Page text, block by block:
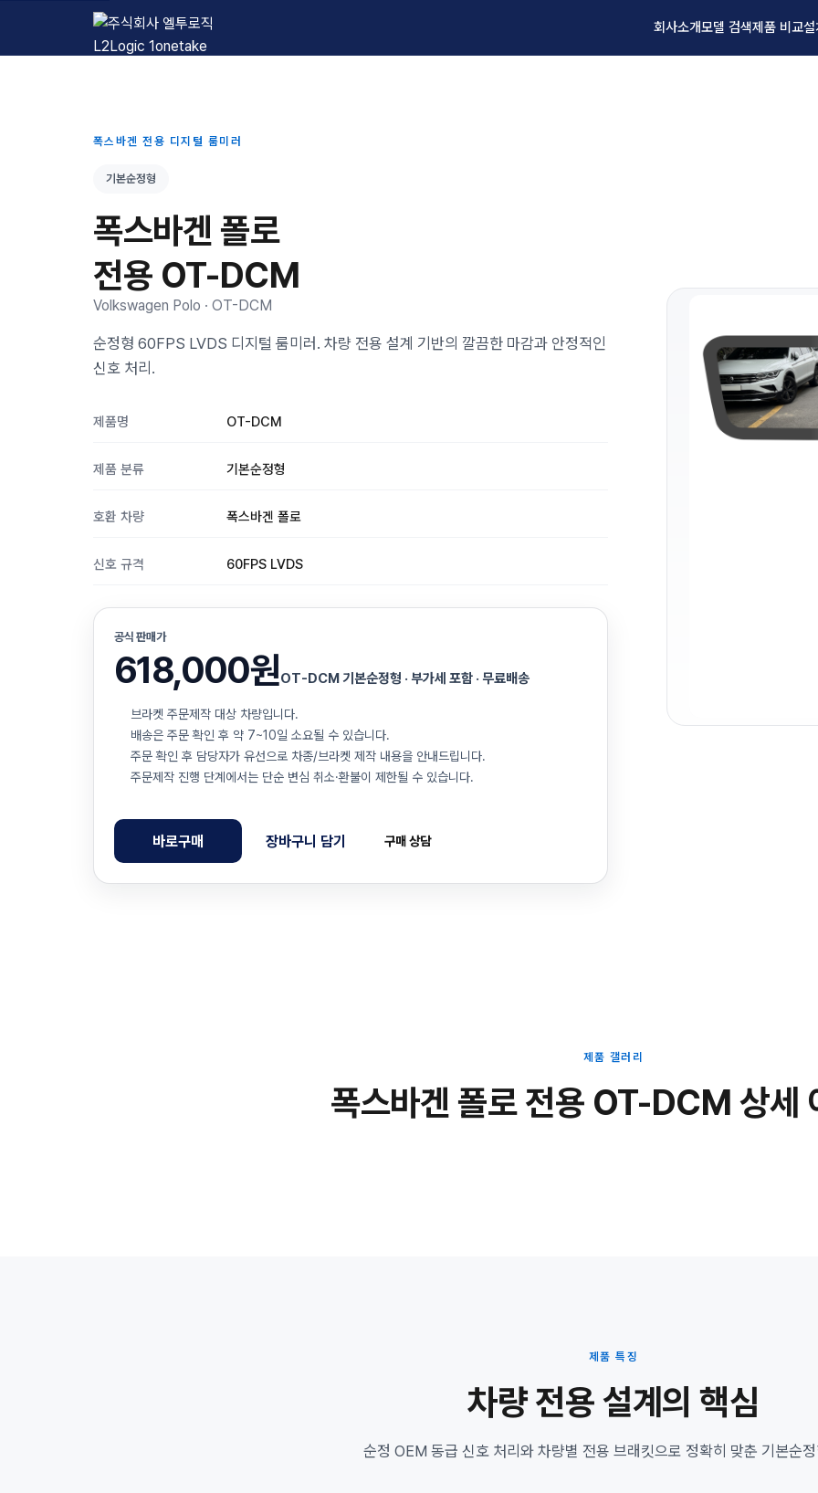
L2Logic 1onetake
회사소개모델 검색제품 비교설
폭스바겐 전용 디지털 룸미러
기본순정형
폭스바겐 폴로
전용 OT-DCM
Volkswagen Polo · OT-DCM
순정형 60FPS LVDS 디지털 룸미러. 차량 전용 설계 기반의 깔끔한 마감과 안정적인
신호 처리.
제품명 OT-DCM
제품 분류 기본순정형
호환 차량 폭스바겐 폴로
신호 규격 60FPS LVDS
공식 판매가
618,000원OT-DCM 기본순정형 · 부가세 포함 · 무료배송
브라켓 주문제작 대상 차량입니다.
배송은 주문 확인 후 약 7~10일 소요될 수 있습니다.
주문 확인 후 담당자가 유선으로 차종/브라켓 제작 내용을 안내드립니다.
주문제작 진행 단계에서는 단순 변심 취소·환불이 제한될 수 있습니다.
바로구매 장바구니 담기 구매 상담
제품 갤러리
폭스바겐 폴로 전용 OT-DCM 상세
제품 특징
차량 전용 설계의 핵심
순정 OEM 동급 신호 처리와 차량별 전용 브래킷으로 정확히 맞춘 기본순